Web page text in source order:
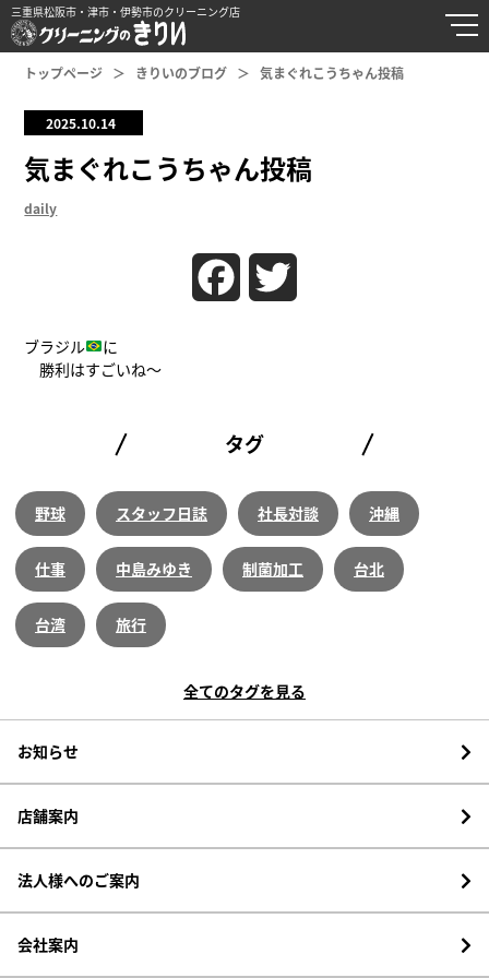
三重県松阪市・津市・伊勢市のクリーニング店
トップページ きりいのブログ 気まぐれこうちゃん投稿
2025.10.14
気まぐれこうちゃん投稿
daily
Facebook
ブラジル
に
勝利はすごいね〜
タグ
野球 スタッフ日誌 社長対談 沖縄
仕事 中島みゆき 制菌加工 台北
台湾 旅行
全てのタグを見る
お知らせ
店舗案内
法人様へのご案内
会社案内